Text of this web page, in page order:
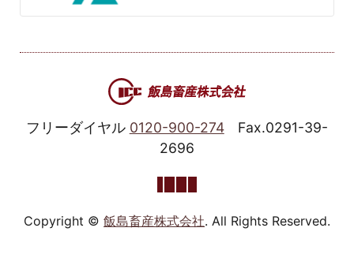
フリーダイヤル 0120-900-274
Fax.0291-39-
2696
Copyright © 飯島畜産株式会社. All Rights Reserved.